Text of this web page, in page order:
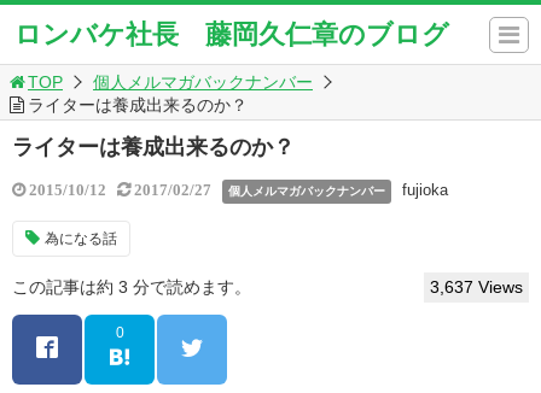
ロンバケ社長 藤岡久仁章のブログ
TOP
個人メルマガバックナンバー
ライターは養成出来るのか？
ライターは養成出来るのか？
2015/10/12 2017/02/27 個人メルマガバックナンバー fujioka
為になる話
この記事は約 3 分で読めます。 3,637 Views
0